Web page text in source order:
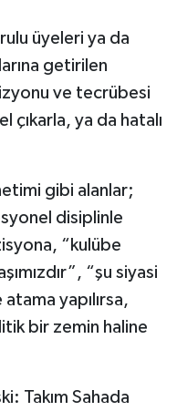
üyeleri ya da
getirilen
ve tecrübesi
çıkarla, ya da hatalı
gibi alanlar;
disiplinle
“kulübe
“şu siyasi
yapılırsa,
bir zemin haline
Takım Sahada